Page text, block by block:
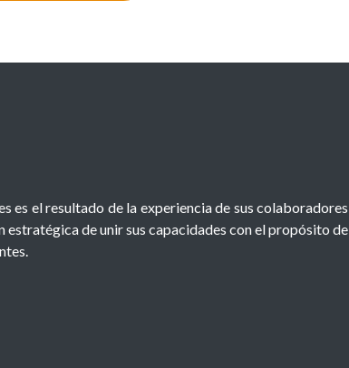
es el resultado de la experiencia de sus colaboradores
estratégica de unir sus capacidades con el propósito de